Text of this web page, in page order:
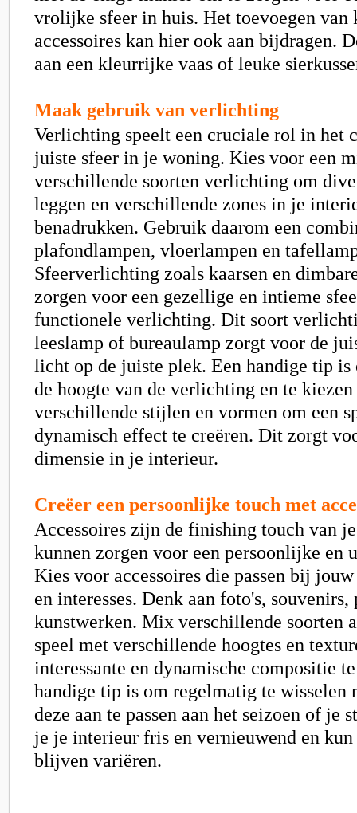
vrolijke sfeer in huis. Het toevoegen
accessoires kan hier ook aan bijdragen.
aan een kleurrijke vaas of leuke
Maak gebruik van verlichting
Verlichting speelt een cruciale rol in het
juiste sfeer in je woning. Kies voor een
verschillende soorten verlichting om
leggen en verschillende zones in je
benadrukken. Gebruik daarom een
plafondlampen, vloerlampen en
Sfeerverlichting zoals kaarsen en
zorgen voor een gezellige en intieme
functionele verlichting. Dit soort
leeslamp of bureaulamp zorgt voor de
licht op de juiste plek. Een handige tip is
de hoogte van de verlichting en te
verschillende stijlen en vormen om een
dynamisch effect te creëren. Dit zorgt
dimensie in je interieur.
Creëer een persoonlijke touch met
Accessoires zijn de finishing touch van
kunnen zorgen voor een persoonlijke en
Kies voor accessoires die passen bij
en interesses. Denk aan foto's, souvenirs,
kunstwerken. Mix verschillende soorten
speel met verschillende hoogtes en
interessante en dynamische compositie
handige tip is om regelmatig te wisselen
deze aan te passen aan het seizoen of je
je je interieur fris en vernieuwend en
blijven variëren.